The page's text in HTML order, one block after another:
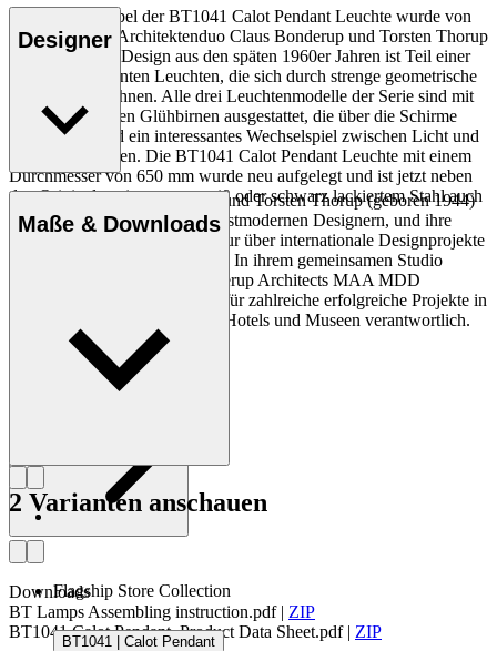
Die flache Kuppel der BT1041 Calot Pendant Leuchte wurde von
dem dänischen Architektenduo Claus Bonderup und Torsten Thorup
entworfen. Das Design aus den späten 1960er Jahren ist Teil einer
Serie aus markanten Leuchten, die sich durch strenge geometrische
Formen auszeichnen. Alle drei Leuchtenmodelle der Serie sind mit
halb verspiegelten Glühbirnen ausgestattet, die über die Schirme
hinausragen und ein interessantes Wechselspiel zwischen Licht und
Schatten erzeugen. Die BT1041 Calot Pendant Leuchte mit einem
Durchmesser von 650 mm wurde neu aufgelegt und ist jetzt neben
den Originalversionen aus weiß oder schwarz lackiertem Stahl auch
in poliertem Messing erhältlich.
Designer
Claus Bonderup (1943–2022) und Torsten Thorup (geboren 1944)
zählen zu den produktivsten postmodernen Designern, und ihre
Arbeiten reichen von Architektur über internationale Designprojekte
bis hin zu industriellem Design. In ihrem gemeinsamen Studio
Torsten Thorup & Claus Bonderup Architects MAA MDD
zeichneten sie viele Jahre lang für zahlreiche erfolgreiche Projekte in
Bereichen wie Wohnungsbau, Hotels und Museen verantwortlich.
Profil Bonderup & Thorup
Maße & Downloads
Downloads
BT Lamps Assembling instruction.pdf| ZIP
BT1041 Calot Pendant, Product Data Sheet.pdf| ZIP
2 Varianten anschauen
Flagship Store Collection
BT1041 | Calot Pendant